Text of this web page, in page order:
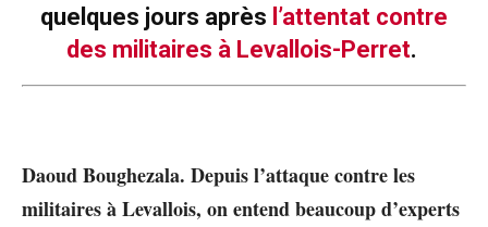
quelques jours après l’attentat contre
des militaires à Levallois-Perret.
Daoud Boughezala. Depuis l’attaque contre les
militaires à Levallois, on entend beaucoup d’experts